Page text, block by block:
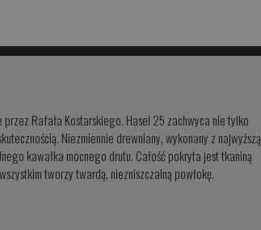
Rafała Kostarskiego. Hasel 25 zachwyca nie tylko
Niezmiennie drewniany, wykonany z najwyższą
kawałka mocnego drutu. Całość pokryta jest tkaniną
tworzy twardą, niezniszczalną powłokę.